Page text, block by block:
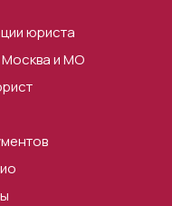
юриста
и МО